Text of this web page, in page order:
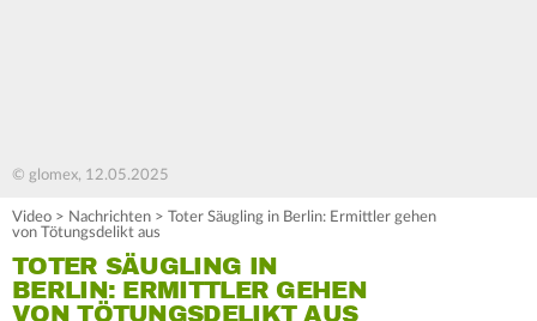
© glomex, 12.05.2025
Video > Nachrichten > Toter Säugling in Berlin: Ermittler gehen
von Tötungsdelikt aus
TOTER SÄUGLING IN
BERLIN: ERMITTLER GEHEN
VON TÖTUNGSDELIKT AUS